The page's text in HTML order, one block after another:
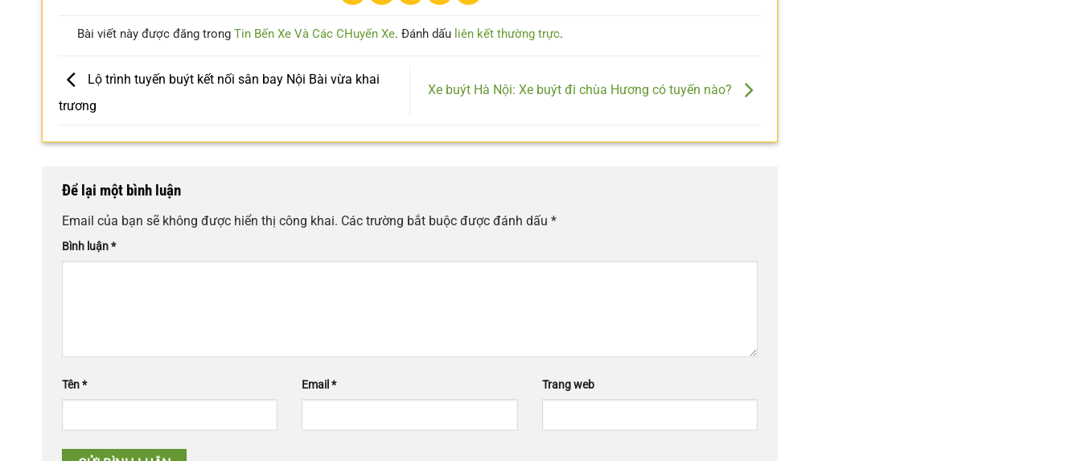
Bài viết này được đăng trong Tin Bến Xe Và Các CHuyến Xe. Đánh dấu liên kết thường trực.
Lộ trình tuyến buýt kết nối sân bay Nội Bài vừa khai
trương
Xe buýt Hà Nội: Xe buýt đi chùa Hương có tuyến nào?
Để lại một bình luận
Email của bạn sẽ không được hiển thị công khai. Các trường bắt buộc được đánh dấu *
Bình luận*
Tên* Email* Trang web